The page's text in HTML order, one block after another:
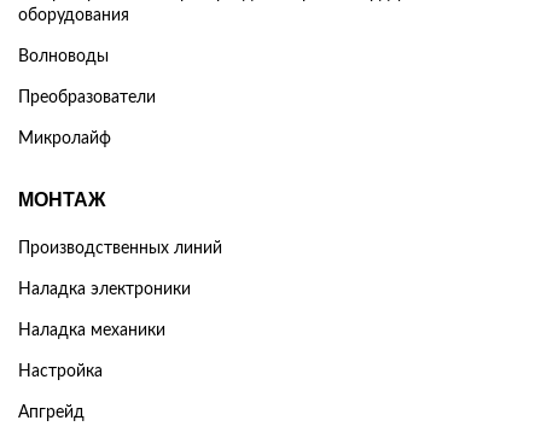
оборудования
Волноводы
Преобразователи
Микролайф
МОНТАЖ
Производственных линий
Наладка электроники
Наладка механики
Настройка
Апгрейд